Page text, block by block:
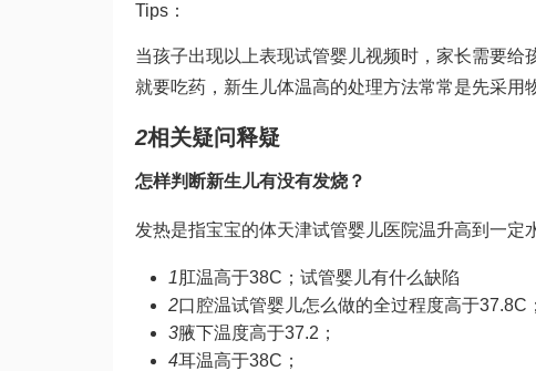
Tips：
当孩子出现以上表现试管婴儿视频时，家长需要给
就要吃药，新生儿体温高的处理方法常常是先采用
2相关疑问释疑
怎样判断新生儿有没有发烧？
发热是指宝宝的体天津试管婴儿医院温升高到一定
1 肛温高于38C； 试管婴儿有什么缺陷
2口腔温试管婴儿怎么做的全过程度高于37.8C；
3腋下温度高于37.2；
4耳温高于38C；